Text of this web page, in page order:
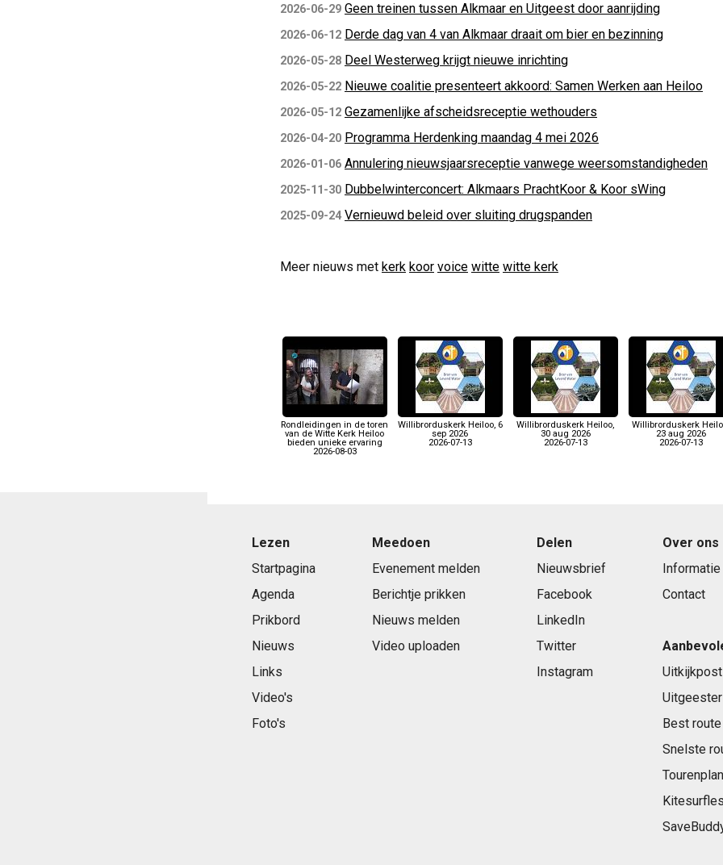
2026-06-29 Geen treinen tussen Alkmaar en Uitgeest door aanrijding
2026-06-12 Derde dag van 4 van Alkmaar draait om bier en bezinning
2026-05-28 Deel Westerweg krijgt nieuwe inrichting
2026-05-22 Nieuwe coalitie presenteert akkoord: Samen Werken aan Heiloo
2026-05-12 Gezamenlijke afscheidsreceptie wethouders
2026-04-20 Programma Herdenking maandag 4 mei 2026
2026-01-06 Annulering nieuwsjaarsreceptie vanwege weersomstandigheden
2025-11-30 Dubbelwinterconcert: Alkmaars PrachtKoor & Koor sWing
2025-09-24 Vernieuwd beleid over sluiting drugspanden
Meer nieuws met kerk koor voice witte witte kerk
Rondleidingen in de toren
van de Witte Kerk Heiloo
bieden unieke ervaring
2026-08-03
Willibrorduskerk Heiloo, 6
sep 2026
2026-07-13
Willibrorduskerk Heiloo,
30 aug 2026
2026-07-13
Willibrorduskerk
23 aug 2026
2026-07-13
Lezen
Startpagina
Agenda
Prikbord
Nieuws
Links
Video's
Foto's
Meedoen
Evenement melden
Berichtje prikken
Nieuws melden
Video uploaden
Delen
Nieuwsbrief
Facebook
LinkedIn
Twitter
Instagram
Over ons
Informatie
Contact
Uitkijkpost
Uitgeester
Best
Snelste